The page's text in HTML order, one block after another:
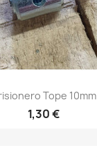
Tope 10mm
1,30 €